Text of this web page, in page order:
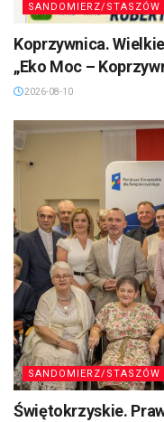
SANDOMIERZ/STASZÓW
Koprzywnica.
„Eko Moc –
2026-08-10
SANDOMIERZ/STASZÓW
Świętokrzyskie.